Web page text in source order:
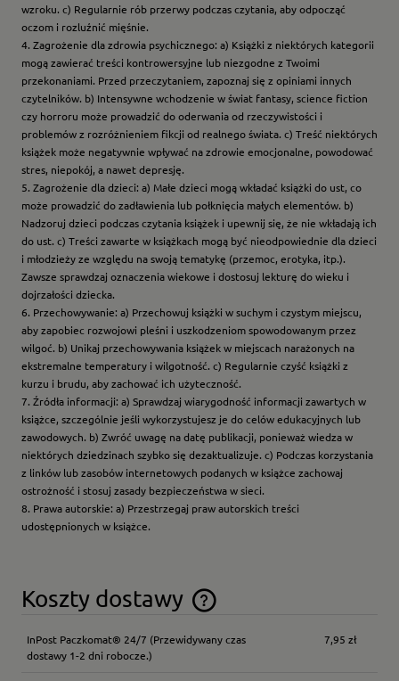
wzroku. c) Regularnie rób przerwy podczas czytania, aby odpocząć
oczom i rozluźnić mięśnie.
4. Zagrożenie dla zdrowia psychicznego: a) Książki z niektórych kategorii
mogą zawierać treści kontrowersyjne lub niezgodne z Twoimi
przekonaniami. Przed przeczytaniem, zapoznaj się z opiniami innych
czytelników. b) Intensywne wchodzenie w świat fantasy, science fiction
czy horroru może prowadzić do oderwania od rzeczywistości i
problemów z rozróżnieniem fikcji od realnego świata. c) Treść niektórych
książek może negatywnie wpływać na zdrowie emocjonalne, powodować
stres, niepokój, a nawet depresję.
5. Zagrożenie dla dzieci: a) Małe dzieci mogą wkładać książki do ust, co
może prowadzić do zadławienia lub połknięcia małych elementów. b)
Nadzoruj dzieci podczas czytania książek i upewnij się, że nie wkładają ich
do ust. c) Treści zawarte w książkach mogą być nieodpowiednie dla dzieci
i młodzieży ze względu na swoją tematykę (przemoc, erotyka, itp.).
Zawsze sprawdzaj oznaczenia wiekowe i dostosuj lekturę do wieku i
dojrzałości dziecka.
6. Przechowywanie: a) Przechowuj książki w suchym i czystym miejscu,
aby zapobiec rozwojowi pleśni i uszkodzeniom spowodowanym przez
wilgoć. b) Unikaj przechowywania książek w miejscach narażonych na
ekstremalne temperatury i wilgotność. c) Regularnie czyść książki z
kurzu i brudu, aby zachować ich użyteczność.
7. Źródła informacji: a) Sprawdzaj wiarygodność informacji zawartych w
książce, szczególnie jeśli wykorzystujesz je do celów edukacyjnych lub
zawodowych. b) Zwróć uwagę na datę publikacji, ponieważ wiedza w
niektórych dziedzinach szybko się dezaktualizuje. c) Podczas korzystania
z linków lub zasobów internetowych podanych w książce zachowaj
ostrożność i stosuj zasady bezpieczeństwa w sieci.
8. Prawa autorskie: a) Przestrzegaj praw autorskich treści
udostępnionych w książce.
Koszty dostawy
Cena nie zawiera ewentualnych kosztów płatności
InPost Paczkomat® 24/7 (Przewidywany czas
dostawy 1-2 dni robocze.)
7,95 zł